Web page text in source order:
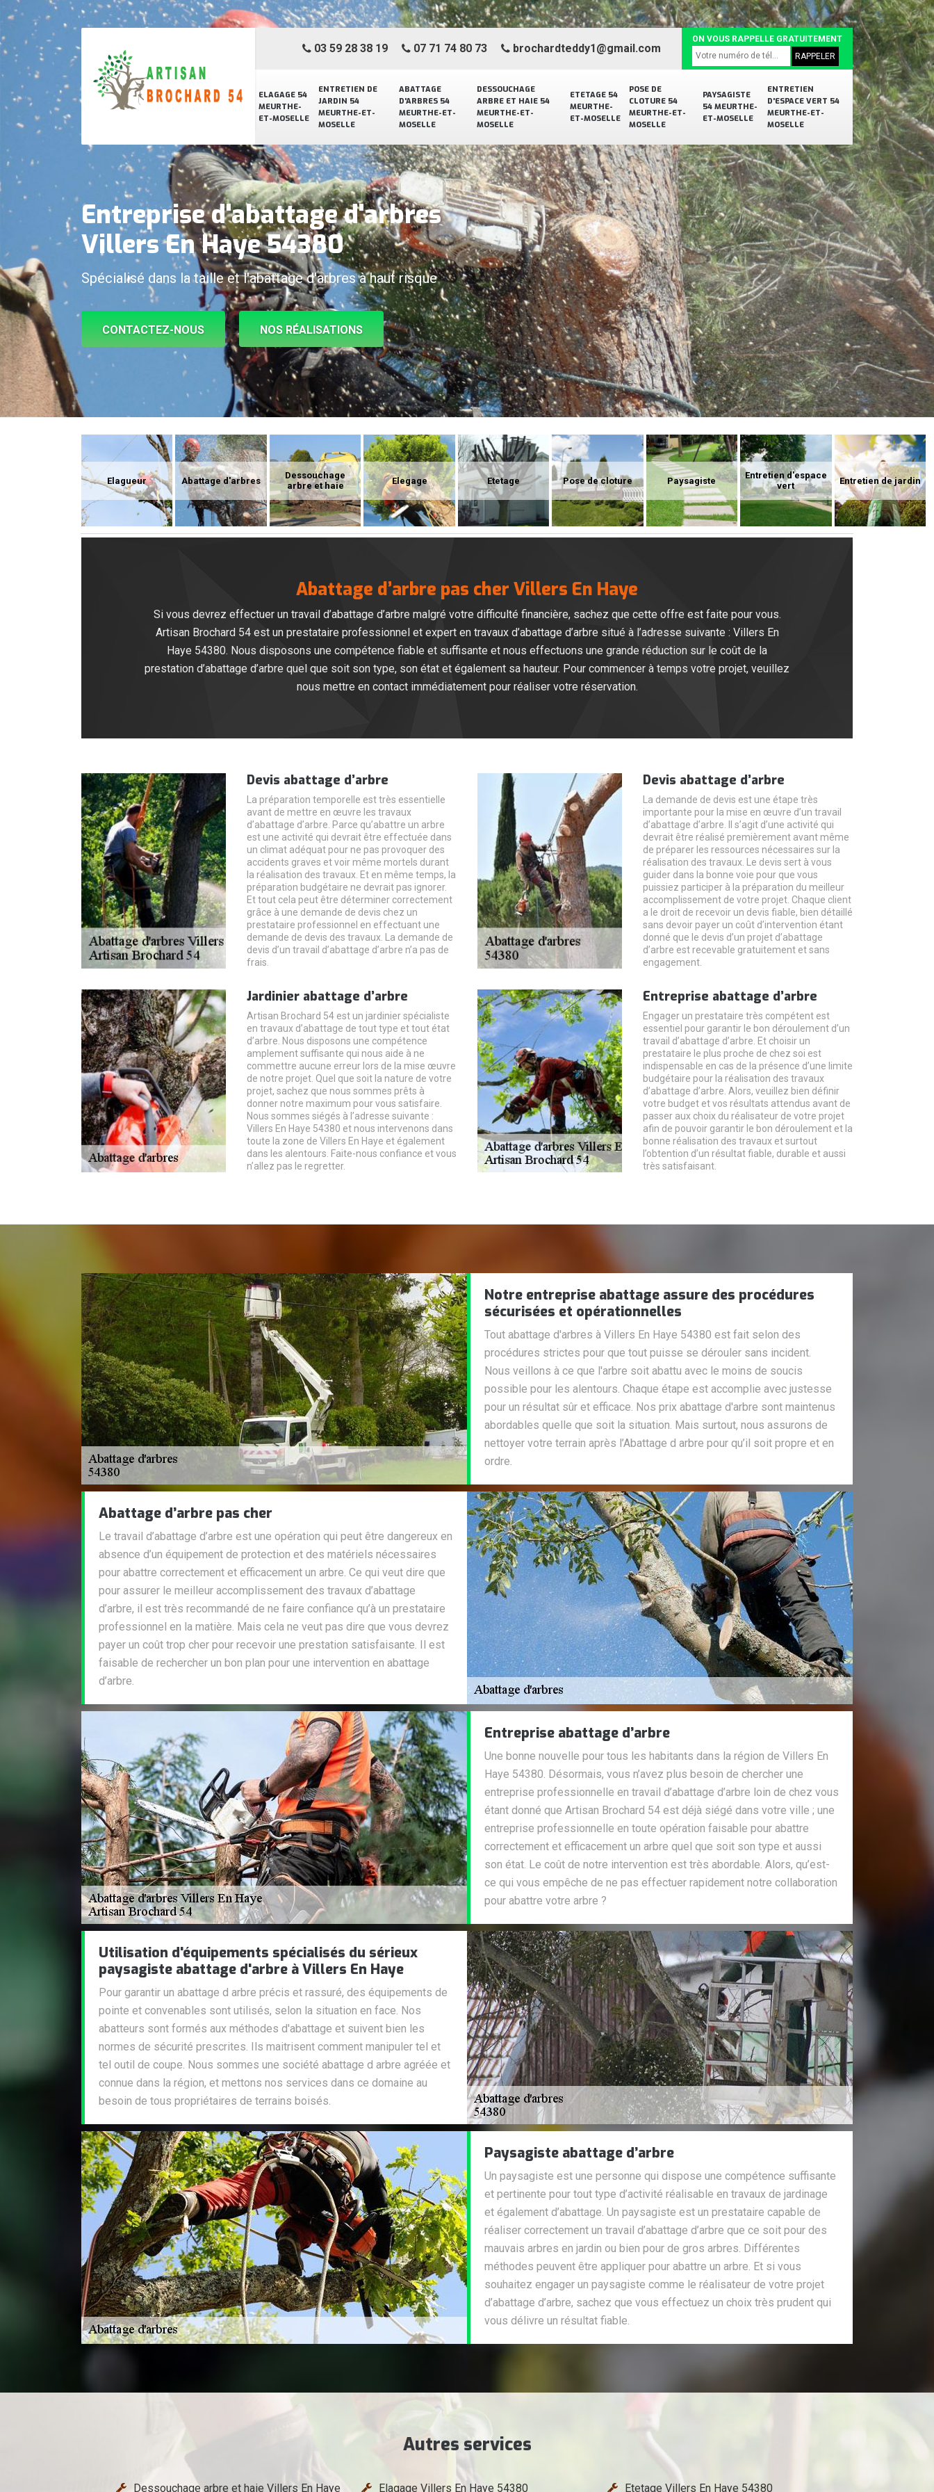
ELAGAGE 54
MEURTHE-
ET-MOSELLE
ENTRETIEN DE
JARDIN 54
MEURTHE-ET-
MOSELLE
ABATTAGE
D'ARBRES 54
MEURTHE-ET-
MOSELLE
DESSOUCHAGE
ARBRE ET HAIE 54
MEURTHE-ET-
MOSELLE
ETETAGE 54
MEURTHE-
ET-MOSELLE
POSE DE
CLOTURE 54
MEURTHE-ET-
MOSELLE
PAYSAGISTE
54 MEURTHE-
ET-MOSELLE
ENTRETIEN
D'ESPACE VERT 54
MEURTHE-ET-
MOSELLE
03 59 28 38 19 07 71 74 80 73 brochardteddy1@gmail.com
ON VOUS RAPPELLE GRATUITEMENT
Entreprise d'abattage d'arbres
Villers En Haye 54380
Spécialisé dans la taille et l'abattage d'arbres à haut risque
CONTACTEZ-NOUS NOS RÉALISATIONS
Elagueur Abattage d'arbres
Dessouchage
arbre et haie
Elegage Etetage Pose de cloture Paysagiste
Entretien d'espace
vert
Entretien de jardin
Abattage d’arbre pas cher Villers En Haye
Si vous devrez effectuer un travail d’abattage d’arbre malgré votre difficulté financière, sachez que cette offre est faite pour vous.
Artisan Brochard 54 est un prestataire professionnel et expert en travaux d’abattage d’arbre situé à l’adresse suivante : Villers En
Haye 54380. Nous disposons une compétence fiable et suffisante et nous effectuons une grande réduction sur le coût de la
prestation d’abattage d’arbre quel que soit son type, son état et également sa hauteur. Pour commencer à temps votre projet, veuillez
nous mettre en contact immédiatement pour réaliser votre réservation.
Devis abattage d’arbre
La préparation temporelle est très essentielle
avant de mettre en œuvre les travaux
d’abattage d’arbre. Parce qu’abattre un arbre
est une activité qui devrait être effectuée dans
un climat adéquat pour ne pas provoquer des
accidents graves et voir même mortels durant
la réalisation des travaux. Et en même temps, la
préparation budgétaire ne devrait pas ignorer.
Et tout cela peut être déterminer correctement
grâce à une demande de devis chez un
prestataire professionnel en effectuant une
demande de devis des travaux. La demande de
devis d’un travail d’abattage d’arbre n’a pas de
frais.
Devis abattage d’arbre
La demande de devis est une étape très
importante pour la mise en œuvre d’un travail
d’abattage d’arbre. Il s’agit d’une activité qui
devrait être réalisé premièrement avant même
de préparer les ressources nécessaires sur la
réalisation des travaux. Le devis sert à vous
guider dans la bonne voie pour que vous
puissiez participer à la préparation du meilleur
accomplissement de votre projet. Chaque client
a le droit de recevoir un devis fiable, bien détaillé
sans devoir payer un coût d’intervention étant
donné que le devis d’un projet d’abattage
d’arbre est recevable gratuitement et sans
engagement.
Jardinier abattage d’arbre
Artisan Brochard 54 est un jardinier spécialiste
en travaux d’abattage de tout type et tout état
d’arbre. Nous disposons une compétence
amplement suffisante qui nous aide à ne
commettre aucune erreur lors de la mise œuvre
de notre projet. Quel que soit la nature de votre
projet, sachez que nous sommes prêts à
donner notre maximum pour vous satisfaire.
Nous sommes siégés à l’adresse suivante :
Villers En Haye 54380 et nous intervenons dans
toute la zone de Villers En Haye et également
dans les alentours. Faite-nous confiance et vous
n’allez pas le regretter.
Entreprise abattage d’arbre
Engager un prestataire très compétent est
essentiel pour garantir le bon déroulement d’un
travail d’abattage d’arbre. Et choisir un
prestataire le plus proche de chez soi est
indispensable en cas de la présence d’une limite
budgétaire pour la réalisation des travaux
d’abattage d’arbre. Alors, veuillez bien définir
votre budget et vos résultats attendus avant de
passer aux choix du réalisateur de votre projet
afin de pouvoir garantir le bon déroulement et la
bonne réalisation des travaux et surtout
l’obtention d’un résultat fiable, durable et aussi
très satisfaisant.
Notre entreprise abattage assure des procédures
sécurisées et opérationnelles
Tout abattage d'arbres à Villers En Haye 54380 est fait selon des
procédures strictes pour que tout puisse se dérouler sans incident.
Nous veillons à ce que l'arbre soit abattu avec le moins de soucis
possible pour les alentours. Chaque étape est accomplie avec justesse
pour un résultat sûr et efficace. Nos prix abattage d'arbre sont maintenus
abordables quelle que soit la situation. Mais surtout, nous assurons de
nettoyer votre terrain après l’Abattage d arbre pour qu’il soit propre et en
ordre.
Abattage d’arbre pas cher
Le travail d’abattage d’arbre est une opération qui peut être dangereux en
absence d’un équipement de protection et des matériels nécessaires
pour abattre correctement et efficacement un arbre. Ce qui veut dire que
pour assurer le meilleur accomplissement des travaux d’abattage
d’arbre, il est très recommandé de ne faire confiance qu’à un prestataire
professionnel en la matière. Mais cela ne veut pas dire que vous devrez
payer un coût trop cher pour recevoir une prestation satisfaisante. Il est
faisable de rechercher un bon plan pour une intervention en abattage
d’arbre.
Entreprise abattage d’arbre
Une bonne nouvelle pour tous les habitants dans la région de Villers En
Haye 54380. Désormais, vous n’avez plus besoin de chercher une
entreprise professionnelle en travail d’abattage d’arbre loin de chez vous
étant donné que Artisan Brochard 54 est déjà siégé dans votre ville ; une
entreprise professionnelle en toute opération faisable pour abattre
correctement et efficacement un arbre quel que soit son type et aussi
son état. Le coût de notre intervention est très abordable. Alors, qu’est-
ce qui vous empêche de ne pas effectuer rapidement notre collaboration
pour abattre votre arbre ?
Utilisation d'équipements spécialisés du sérieux
paysagiste abattage d'arbre à Villers En Haye
Pour garantir un abattage d arbre précis et rassuré, des équipements de
pointe et convenables sont utilisés, selon la situation en face. Nos
abatteurs sont formés aux méthodes d'abattage et suivent bien les
normes de sécurité prescrites. Ils maitrisent comment manipuler tel et
tel outil de coupe. Nous sommes une société abattage d arbre agréée et
connue dans la région, et mettons nos services dans ce domaine au
besoin de tous propriétaires de terrains boisés.
Paysagiste abattage d’arbre
Un paysagiste est une personne qui dispose une compétence suffisante
et pertinente pour tout type d’activité réalisable en travaux de jardinage
et également d’abattage. Un paysagiste est un prestataire capable de
réaliser correctement un travail d’abattage d’arbre que ce soit pour des
mauvais arbres en jardin ou bien pour de gros arbres. Différentes
méthodes peuvent être appliquer pour abattre un arbre. Et si vous
souhaitez engager un paysagiste comme le réalisateur de votre projet
d’abattage d’arbre, sachez que vous effectuez un choix très prudent qui
vous délivre un résultat fiable.
Autres services
Dessouchage arbre et haie Villers En Haye Elagage Villers En Haye 54380 Etetage Villers En Haye 54380